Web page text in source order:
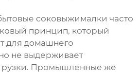
соковыжималки часто
принцип, который
для домашнего
не выдерживает
Промышленные же